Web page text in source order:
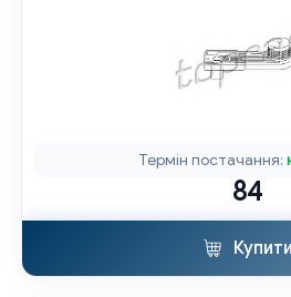
Термін постачання:
84
Купити